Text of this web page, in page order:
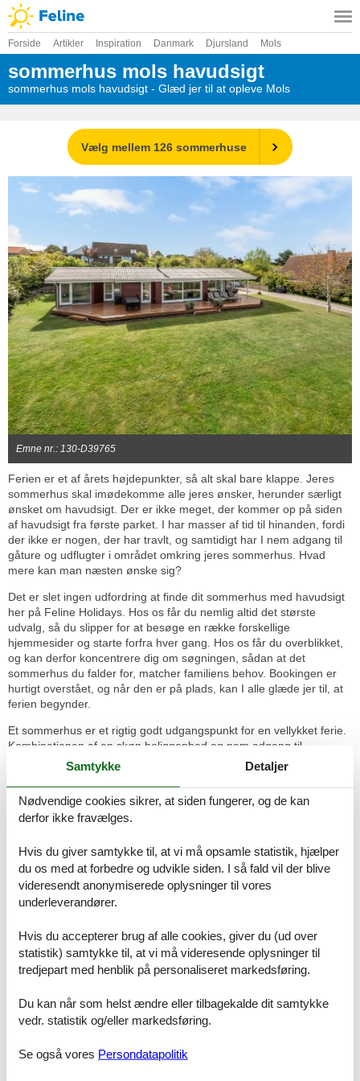
Forside Artikler Inspiration Danmark Djursland Mols
sommerhus mols havudsigt
sommerhus mols havudsigt - Glæd jer til at opleve Mols
Vælg mellem 126 sommerhuse
Emne nr.: 130-D39765
Ferien er et af årets højdepunkter, så alt skal bare klappe. Jeres
sommerhus skal imødekomme alle jeres ønsker, herunder særligt
ønsket om havudsigt. Der er ikke meget, der kommer op på siden
af havudsigt fra første parket. I har masser af tid til hinanden, fordi
der ikke er nogen, der har travlt, og samtidigt har I nem adgang til
gåture og udflugter i området omkring jeres sommerhus. Hvad
mere kan man næsten ønske sig?
Det er slet ingen udfordring at finde dit sommerhus med havudsigt
her på Feline Holidays. Hos os får du nemlig altid det største
udvalg, så du slipper for at besøge en række forskellige
hjemmesider og starte forfra hver gang. Hos os får du overblikket,
og kan derfor koncentrere dig om søgningen, sådan at det
sommerhus du falder for, matcher familiens behov. Bookingen er
hurtigt overstået, og når den er på plads, kan I alle glæde jer til, at
ferien begynder.
Et sommerhus er et rigtig godt udgangspunkt for en vellykket ferie.
Kombinationen af en skøn beliggenhed og nem adgang til
aktiviteter og oplevelser i lokalområdet er en sikker opskrift på
Når du er på jagt efter et sommerhus til familiens forestående ferie,
er det væsentligt, at det sommerhus, du beslutter dig for,
betyder det rigtig meget, at det udvalg, du begynder med, er så
stort som muligt. Her på Feline Holidays får du altid det største
udvalg og dermed også det bedste udgangspunkt.
Når søgningen er forbi, og du har fundet det sommerhus, der skal
plads. Det klares på ingen tid over nettet - nemt og enkelt.
Ferieoplevelserne venter - se hvad I
Mols er beriget med en unik vegetation, vidtstrakte
hedelandskaber, gamle skove og grønne enge så langt øjet rækker.
Området Femmøller er grundlagt omkring drift af vandmøller.De
Samtykke Detaljer
Nødvendige cookies sikrer, at siden fungerer, og de kan
derfor ikke fravælges.
Hvis du giver samtykke til, at vi må opsamle statistik, hjælper
du os med at forbedre og udvikle siden. I så fald vil der blive
videresendt anonymiserede oplysninger til vores
underleverandører.
Hvis du accepterer brug af alle cookies, giver du (ud over
statistik) samtykke til, at vi må videresende oplysninger til
tredjepart med henblik på personaliseret markedsføring.
Du kan når som helst ændre eller tilbagekalde dit samtykke
vedr. statistik og/eller markedsføring.
Se også vores Persondatapolitik